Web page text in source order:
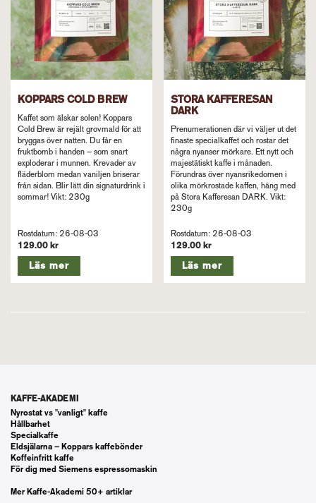
KOPPARS COLD BREW
Kaffet som älskar solen! Koppars
Cold Brew är rejält grovmald för att
bryggas över natten. Du får en
fruktbomb i handen – som snart
exploderar i munnen. Krevader av
fläderblom medan vaniljen briserar
från sidan. Blir lätt din signaturdrink i
sommar! Vikt: 230g
Rostdatum: 26-08-03
129.00 kr
Läs mer
STORA KAFFERESAN
DARK
Prenumerationen där vi väljer ut det
finaste specialkaffet och rostar det
några nyanser mörkare. Ett nytt och
majestätiskt kaffe i månaden.
Förundras över nyansrikedomen i
olika mörkrostade kaffen, häng med
på Stora Kafferesan DARK. Vikt:
230g
Rostdatum: 26-08-03
129.00 kr
Läs mer
KAFFE-AKADEMI
Nyrostat vs "vanligt" kaffe
Hållbarhet
Specialkaffe
Eldsjälarna – Koppars kaffebönder
Koffeinfritt kaffe
För dig med Siemens espressomaskin
Mer Kaffe-Akademi 50+ artiklar